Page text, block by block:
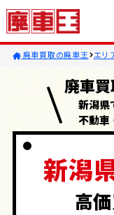
廃車買取の廃車王 エリ
廃車
新潟県
不動車
新潟
高